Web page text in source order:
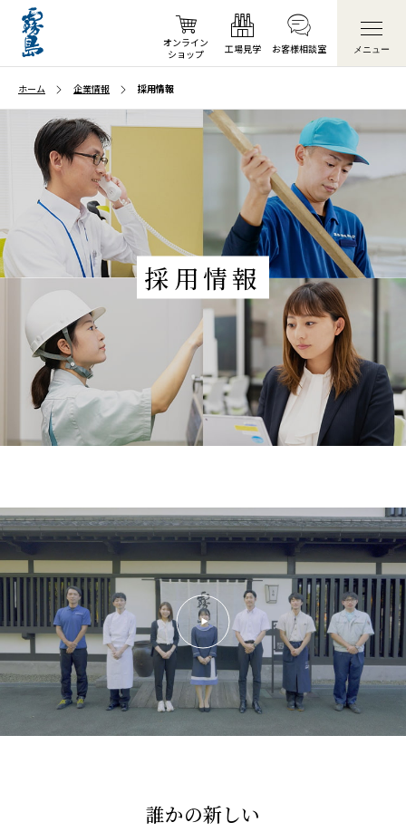
オンライン
ショップ
工場見学 お客様相談室 メニュー
ホーム 企業情報 採用情報
採用情報
誰かの新しい